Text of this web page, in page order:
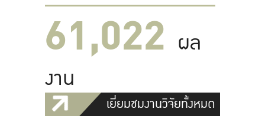
61,022 ผล
งาน
เยี่ยมชมงานวิจัยทั้งหมด